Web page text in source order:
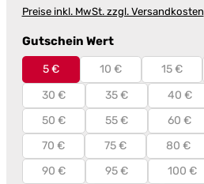
Preise inkl. MwSt. zzgl. Versandkosten
Gutschein Wertauswählen
5 € 10 € 15 €
30 €
35 € 40 €
50 €
55 € 60 €
70 €
75 € 80 €
90 €
95 € 100 €